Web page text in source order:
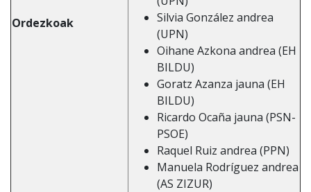
Ordezkoak
Silvia González andrea
(UPN)
Oihane Azkona andrea (EH
BILDU)
Goratz Azanza jauna (EH
BILDU)
Ricardo Ocaña jauna (PSN-
PSOE)
Raquel Ruiz andrea (PPN)
Manuela Rodríguez andrea
(AS ZIZUR)